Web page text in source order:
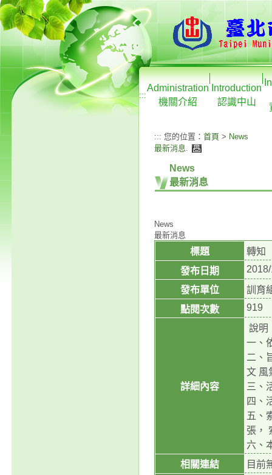
:::
Administration
機關介紹
Introduction
認識中山
::: 您的位置： 首頁 > News
最新消息.
News
最新消息
News
最新消息
標題
轉知
發布日期
發布單位
訓育
點閱次數
919
詳細內容
說明
一、
二、
文 風
三、
四、
五、
張，
六、
相關連結
目前